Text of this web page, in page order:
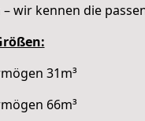
wir kennen die
31m³
66m³